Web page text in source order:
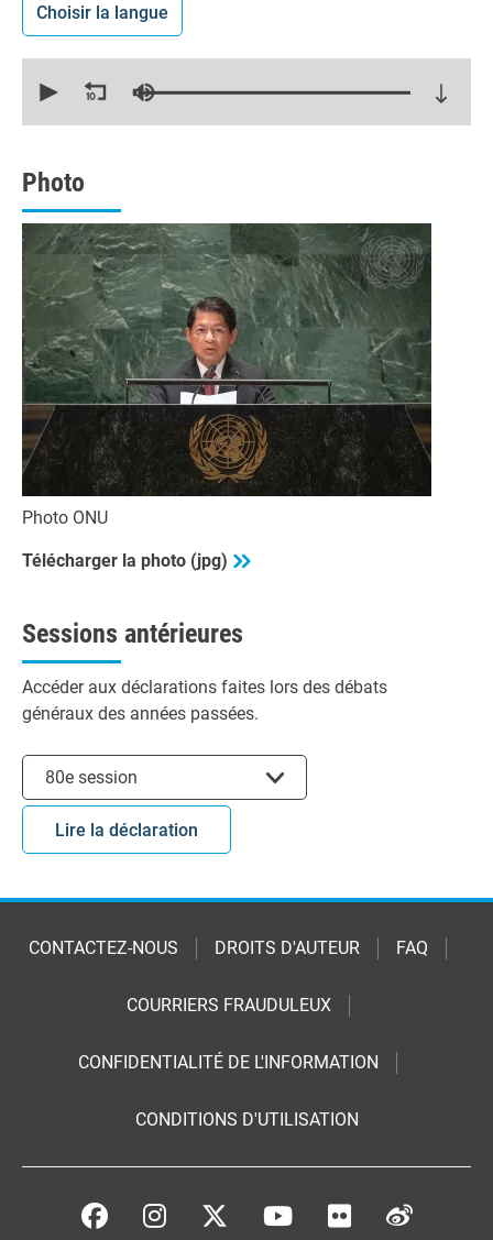
Choisir la langue
seconds
seconds
Photo
Photo ONU
Télécharger la photo (jpg)
Sessions antérieures
Accéder aux déclarations faites lors des débats
généraux des années passées.
80e session
Lire la déclaration
CONTACTEZ-NOUS DROITS D'AUTEUR FAQ
COURRIERS FRAUDULEUX
CONFIDENTIALITÉ DE L'INFORMATION
CONDITIONS D'UTILISATION